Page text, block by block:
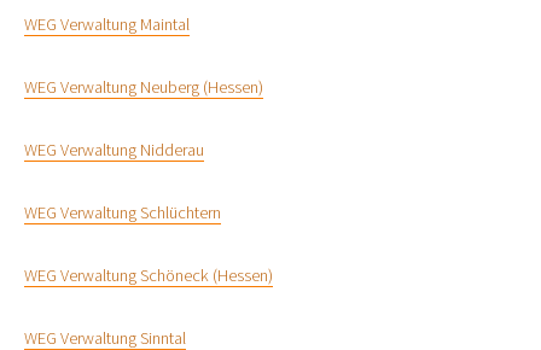
WEG Verwaltung Maintal
WEG Verwaltung Neuberg (Hessen)
WEG Verwaltung Nidderau
WEG Verwaltung Schlüchtern
WEG Verwaltung Schöneck (Hessen)
WEG Verwaltung Sinntal